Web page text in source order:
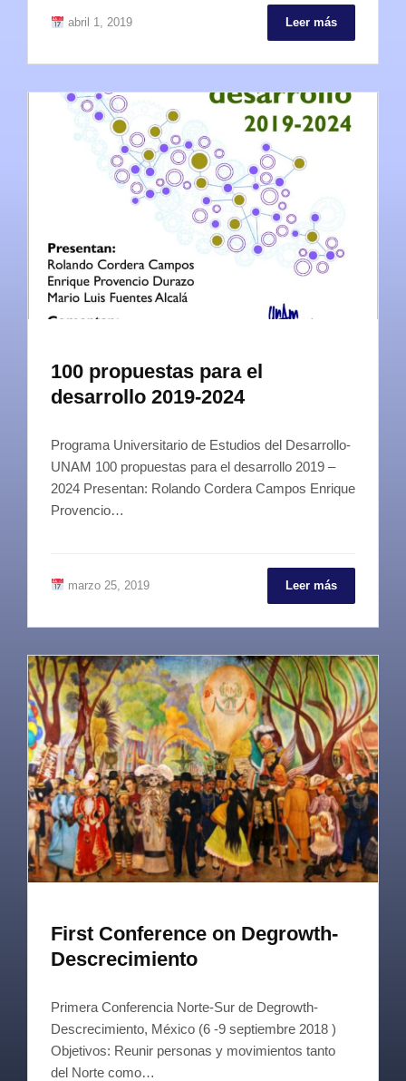
abril 1, 2019 Leer más
100 propuestas para el
desarrollo 2019-2024
Programa Universitario de Estudios del Desarrollo-
UNAM 100 propuestas para el desarrollo 2019 –
2024 Presentan: Rolando Cordera Campos Enrique
Provencio…
marzo 25, 2019 Leer más
First Conference on Degrowth-
Descrecimiento
Primera Conferencia Norte-Sur de Degrowth-
Descrecimiento, México (6 -9 septiembre 2018 )
Objetivos: Reunir personas y movimientos tanto
del Norte como…